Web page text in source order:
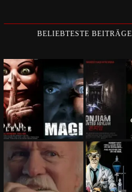
BELIEBTESTE BEITRÄGE